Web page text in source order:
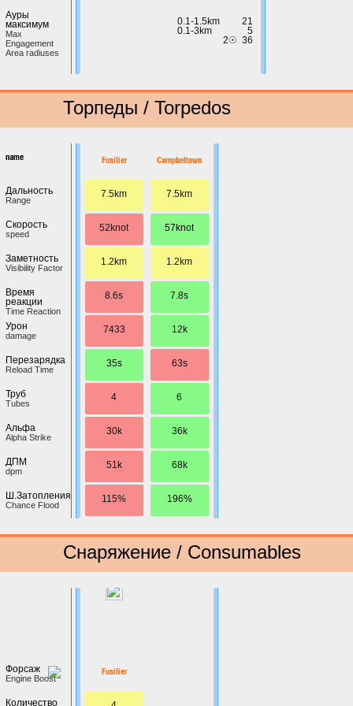
Ауры
максимум
Max
Engagement
Area radiuses
0.1-1.5km
21
0.1-3km
5
2☉ 36
Торпеды / Torpedos
name
Дальность
Range
Скорость
speed
Заметность
Visibility Factor
Время
реакции
Time Reaction
Урон
damage
Перезарядка
Reload Time
Труб
Tubes
Альфа
Alpha Strike
ДПМ
dpm
Ш.Затопления
Chance Flood
Fusilier
7.5km
52knot
1.2km
8.6s
7433
35s
4
30k
51k
115%
Campbeltown
7.5km
57knot
1.2km
7.8s
12k
63s
6
36k
68k
196%
Снаряжение / Consumables
Форсаж
Engine Boost
Количество
Fusilier